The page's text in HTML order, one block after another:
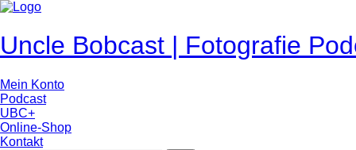
Uncle Bobcast | Fotografie
Mein Konto
Podcast
UBC+
Online-Shop
Kontakt